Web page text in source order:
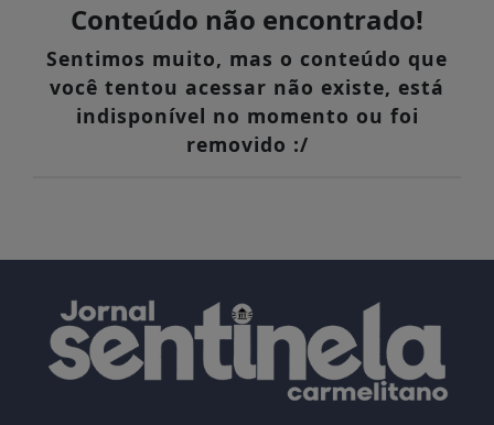
Conteúdo não encontrado!
Sentimos muito, mas o conteúdo que
você tentou acessar não existe, está
indisponível no momento ou foi
removido :/